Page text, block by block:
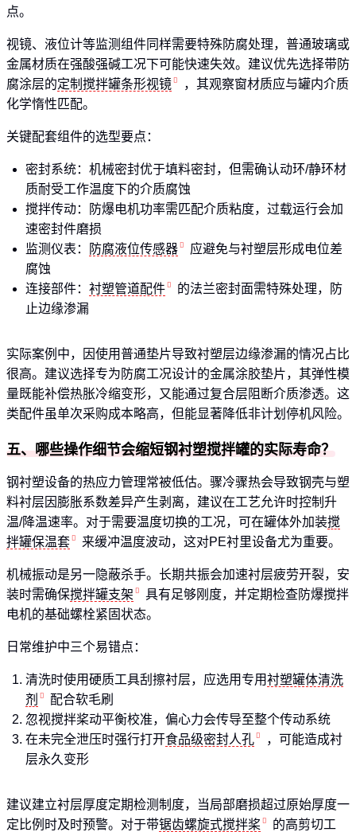
点。
视镜、液位计等监测组件同样需要特殊防腐处理，普通玻璃或
金属材质在强酸强碱工况下可能快速失效。建议优先选择带防
腐涂层的定制搅拌罐条形视镜
，其观察窗材质应与罐内介质
化学惰性匹配。
关键配套组件的选型要点：
密封系统：机械密封优于填料密封，但需确认动环/静环材
质耐受工作温度下的介质腐蚀
搅拌传动：防爆电机功率需匹配介质粘度，过载运行会加
速密封件磨损
监测仪表：
防腐液位传感器
应避免与衬塑层形成电位差
腐蚀
连接部件： 衬塑管道配件
的法兰密封面需特殊处理，防
止边缘渗漏
实际案例中，因使用普通垫片导致衬塑层边缘渗漏的情况占比
很高。建议选择专为防腐工况设计的金属涂胶垫片，其弹性模
量既能补偿热胀冷缩变形，又能通过复合层阻断介质渗透。这
类配件虽单次采购成本略高，但能显著降低非计划停机风险。
五、哪些操作细节会缩短钢衬塑搅拌罐的实际寿命？
钢衬塑设备的热应力管理常被低估。骤冷骤热会导致钢壳与塑
料衬层因膨胀系数差异产生剥离，建议在工艺允许时控制升
温/降温速率。对于需要温度切换的工况，可在罐体外加装搅
拌罐保温套
来缓冲温度波动，这对PE衬里设备尤为重要。
机械振动是另一隐蔽杀手。长期共振会加速衬层疲劳开裂，安
装时需确保搅拌罐支架
具有足够刚度，并定期检查防爆搅拌
电机的基础螺栓紧固状态。
日常维护中三个易错点：
清洗时使用硬质工具刮擦衬层，应选用专用衬塑罐体清洗
剂
配合软毛刷
忽视搅拌桨动平衡校准，偏心力会传导至整个传动系统
在未完全泄压时强行打开食品级密封人孔
，可能造成衬
层永久变形
建议建立衬层厚度定期检测制度，当局部磨损超过原始厚度一
定比例时及时预警。对于带锯齿螺旋式搅拌桨
的高剪切工